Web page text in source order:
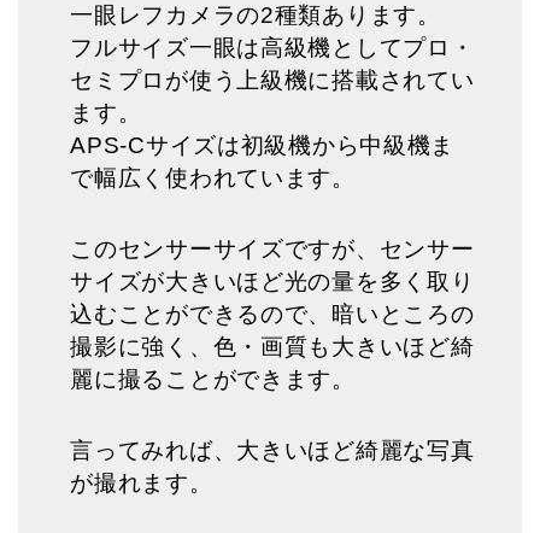
一眼レフカメラの2種類あります。
フルサイズ一眼は高級機としてプロ・
セミプロが使う上級機に搭載されてい
ます。
APS-Cサイズは初級機から中級機ま
で幅広く使われています。
このセンサーサイズですが、センサー
サイズが大きいほど光の量を多く取り
込むことができるので、暗いところの
撮影に強く、色・画質も大きいほど綺
麗に撮ることができます。
言ってみれば、大きいほど綺麗な写真
が撮れます。